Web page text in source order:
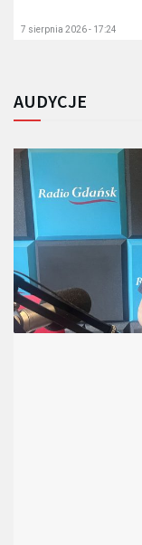
7 sierpnia 2026 - 17:24
AUDYCJE